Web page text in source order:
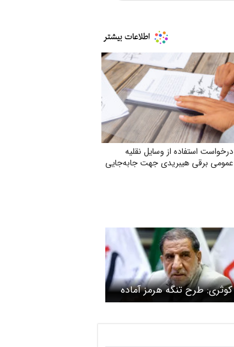
درخواست استفاده از وسایل نقلیه
عمومی برقی هیبریدی جهت جابه‌جایی
کوثری: طرح تنگه هرمز آماده
شده است